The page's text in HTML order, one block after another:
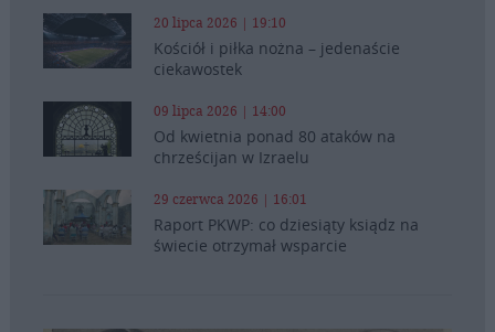
20 lipca 2026 | 19:10
Kościół i piłka nożna – jedenaście
ciekawostek
09 lipca 2026 | 14:00
Od kwietnia ponad 80 ataków na
chrześcijan w Izraelu
29 czerwca 2026 | 16:01
Raport PKWP: co dziesiąty ksiądz na
świecie otrzymał wsparcie